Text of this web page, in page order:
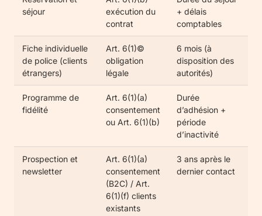
séjour
exécution du
contrat
+ délais
comptables
Fiche individuelle
de police (clients
étrangers)
Art. 6(1)©
obligation
légale
6 mois (à
disposition des
autorités)
Programme de
fidélité
Art. 6(1)(a)
consentement
ou Art. 6(1)(b)
Durée
d’adhésion +
période
d’inactivité
Prospection et
newsletter
Art. 6(1)(a)
consentement
(B2C) / Art.
6(1)(f) clients
existants
3 ans après le
dernier contact